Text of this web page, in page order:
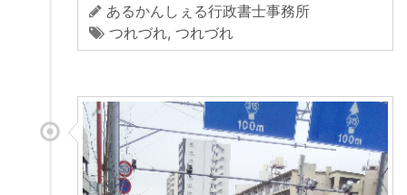
あるかんしぇる行政書士事務所
つれづれ, つれづれ